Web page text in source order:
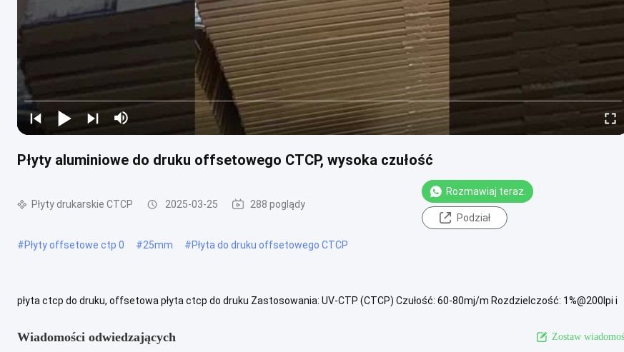
Płyty aluminiowe do druku offsetowego CTCP, wysoka czułość
Płyty drukarskie CTCP 2025-03-25 288 poglądy
Rozmawiaj teraz.
Podział
#Płyty offsetowe ctp 0 #25mm #Płyta do druku offsetowego CTCP
płyta ctcp do druku, offsetowa płyta ctcp do druku Zastosowania: UV-CTP (CTCP) Czułość: 60-80mj/m Rozdzielczość: 1%@200lpi i
Wiadomości odwiedzających Zostaw